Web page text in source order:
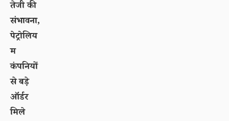
तेजी की
संभावना,
पेट्रोलिय
म
कंपनियों
से बड़े
ऑर्डर
मिले